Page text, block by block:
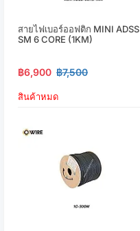
สายไฟเบอร์ออฟติก MINI ADSS
SM 6 CORE (1KM)
฿6,900 ฿7,500
สินค้าหมด